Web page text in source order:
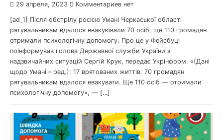
29 апреля, 2023 Комментариев нет
[ad_1] Після обстрілу росією Умані Черкаської області
рятувальникам вдалося евакуювали 70 осіб, ще 110 громадян
отримали психологічну допомогу. Про це у Фейсбуці
поінформував голова Державної служби України з
надзвичайних ситуацій Сергій Крук, передає Укрінформ. «(Дані
щодо Умані – ред.): 17 врятованих життів. 70 громадян
рятувальникам вдалося евакувати. Ще 110 осіб — отримали
психологічну допомогу», — […]